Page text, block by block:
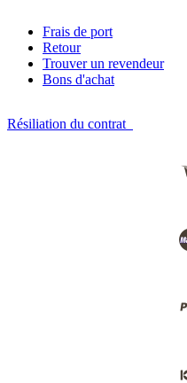
Frais de port
Retour
Trouver un revendeur
Bons d'achat
Résiliation du contrat